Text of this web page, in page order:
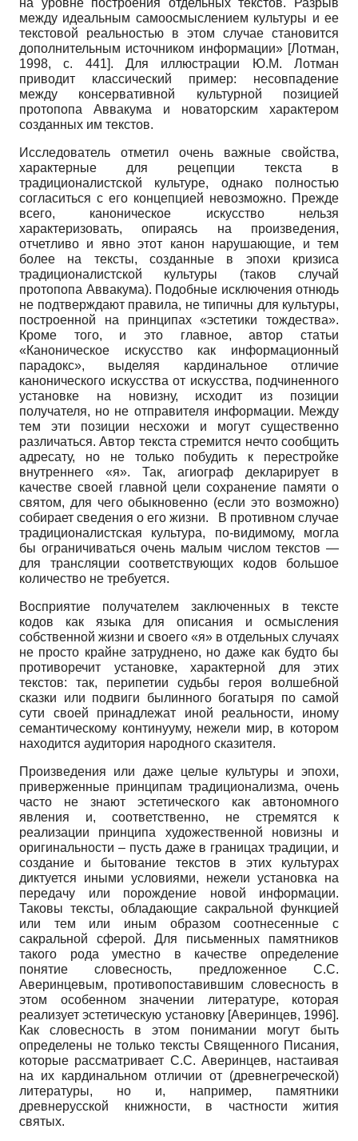
на уровне построения отдельных текстов. Разрыв
между идеальным самоосмыслением культуры и ее
текстовой реальностью в этом случае становится
дополнительным источником информации» [Лотман,
1998, c. 441]. Для иллюстрации Ю.М. Лотман
приводит классический пример: несовпадение
между консервативной культурной позицией
протопопа Аввакума и новаторским характером
созданных им текстов.
Исследователь отметил очень важные свойства,
характерные для рецепции текста в
традиционалистской культуре, однако полностью
согласиться с его концепцией невозможно. Прежде
всего, каноническое искусство нельзя
характеризовать, опираясь на произведения,
отчетливо и явно этот канон нарушающие, и тем
более на тексты, созданные в эпохи кризиса
традиционалистской культуры (таков случай
протопопа Аввакума). Подобные исключения отнюдь
не подтверждают правила, не типичны для культуры,
построенной на принципах «эстетики тождества».
Кроме того, и это главное, автор статьи
«Каноническое искусство как информационный
парадокс», выделяя кардинальное отличие
канонического искусства от искусства, подчиненного
установке на новизну, исходит из позиции
получателя, но не отправителя информации. Между
тем эти позиции несхожи и могут существенно
различаться. Автор текста стремится нечто сообщить
адресату, но не только побудить к перестройке
внутреннего «я». Так, агиограф декларирует в
качестве своей главной цели сохранение памяти о
святом, для чего обыкновенно (если это возможно)
собирает сведения о его жизни. В противном случае
традиционалистская культура, по-видимому, могла
бы ограничиваться очень малым числом текстов —
для трансляции соответствующих кодов большое
количество не требуется.
Восприятие получателем заключенных в тексте
кодов как языка для описания и осмысления
собственной жизни и своего «я» в отдельных случаях
не просто крайне затруднено, но даже как будто бы
противоречит установке, характерной для этих
текстов: так, перипетии судьбы героя волшебной
сказки или подвиги былинного богатыря по самой
сути своей принадлежат иной реальности, иному
семантическому континууму, нежели мир, в котором
находится аудитория народного сказителя.
Произведения или даже целые культуры и эпохи,
приверженные принципам традиционализма, очень
часто не знают эстетического как автономного
явления и, соответственно, не стремятся к
реализации принципа художественной новизны и
оригинальности – пусть даже в границах традиции, и
создание и бытование текстов в этих культурах
диктуется иными условиями, нежели установка на
передачу или порождение новой информации.
Таковы тексты, обладающие сакральной функцией
или тем или иным образом соотнесенные с
сакральной сферой. Для письменных памятников
такого рода уместно в качестве определение
понятие словесность, предложенное С.С.
Аверинцевым, противопоставившим словесность в
этом особенном значении литературе, которая
реализует эстетическую установку [Аверинцев, 1996].
Как словесность в этом понимании могут быть
определены не только тексты Священного Писания,
которые рассматривает С.С. Аверинцев, настаивая
на их кардинальном отличии от (древнегреческой)
литературы, но и, например, памятники
древнерусской книжности, в частности жития
святых.